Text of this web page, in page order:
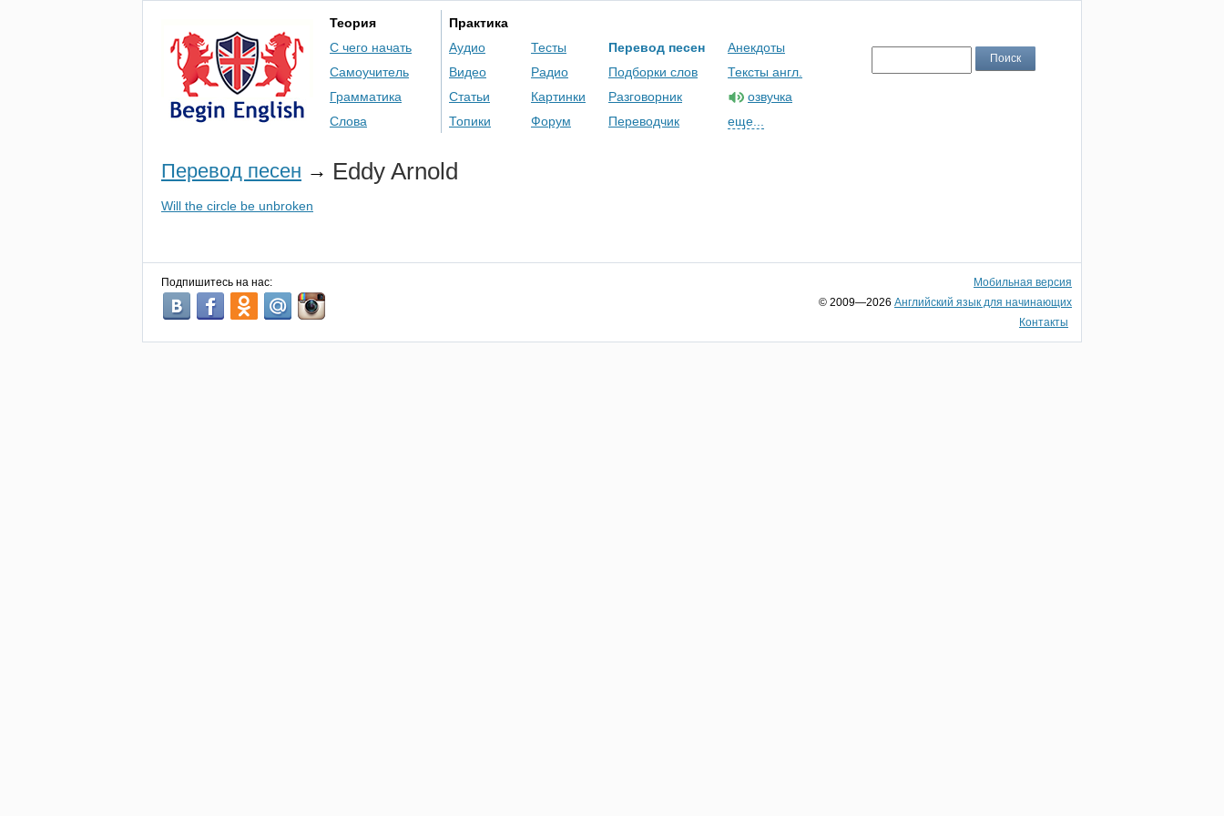
Теория
С чего начать
Самоучитель
Грамматика
Слова
Практика
Аудио
Видео
Статьи
Топики
Тесты
Радио
Картинки
Форум
Перевод песен
Подборки слов
Разговорник
Переводчик
Анекдоты
Тексты англ.
озвучка
еще...
Перевод песен → Eddy Arnold
Will the circle be unbroken
Подпишитесь на нас:
Мобильная версия
© 2009—2026 Английский язык для начинающих
Контакты